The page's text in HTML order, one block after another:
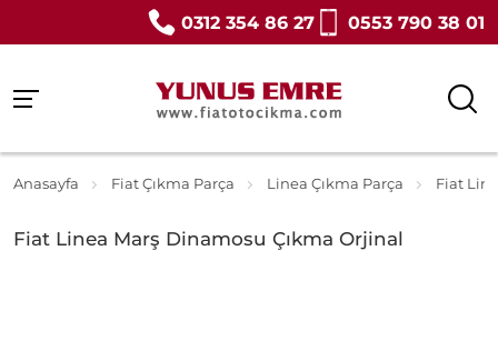
0312 354 86 27 0553 790 38 01
Anasayfa Fiat Çıkma Parça Linea Çıkma Parça Fiat
Fiat Linea Marş Dinamosu Çıkma Orjinal